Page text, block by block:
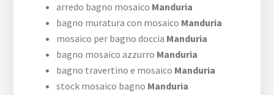
arredo bagno mosaico Manduria
bagno muratura con mosaico Manduria
mosaico per bagno doccia Manduria
bagno mosaico azzurro Manduria
bagno travertino e mosaico Manduria
stock mosaico bagno Manduria